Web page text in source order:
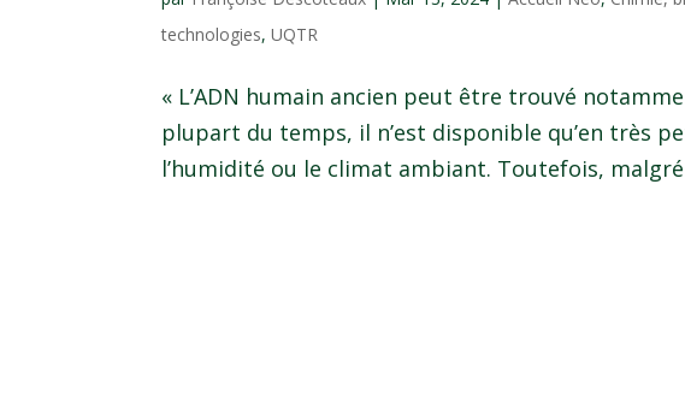
technologies,UQTR
« L’ADN humain ancien peut être trouvé
plupart du temps, il n’est disponible qu’en très
l’humidité ou le climat ambiant. Toutefois,